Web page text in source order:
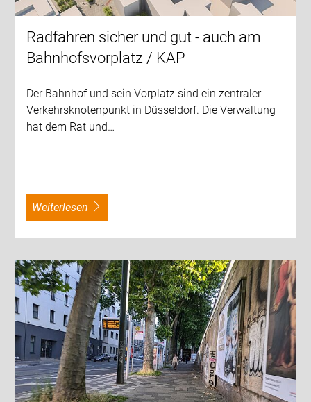
Radfahren sicher und gut - auch am
Bahnhofsvorplatz / KAP
Der Bahnhof und sein Vorplatz sind ein zentraler
Verkehrsknotenpunkt in Düsseldorf. Die Verwaltung
hat dem Rat und…
weiterlesen